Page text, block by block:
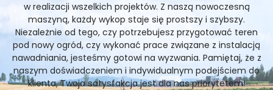
w realizacji wszelkich projektów. Z naszą nowoczesną
maszyną, każdy wykop staje się prostszy i szybszy.
Niezależnie od tego, czy potrzebujesz przygotować teren
pod nowy ogród, czy wykonać prace związane z instalacją
nawadniania, jesteśmy gotowi na wyzwania. Pamiętaj, że z
naszym doświadczeniem i indywidualnym podejściem do
klienta, Twoja satysfakcja jest dla nas priorytetem!